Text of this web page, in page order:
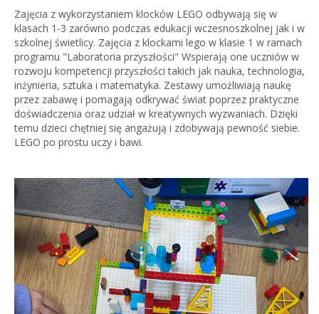
Zajęcia z wykorzystaniem klocków LEGO odbywają się w
klasach 1-3 zarówno podczas edukacji wczesnoszkolnej jak i w
szkolnej świetlicy. Zajęcia z klockami lego w klasie 1 w ramach
programu "Laboratoria przyszłości" Wspierają one uczniów w
rozwoju kompetencji przyszłości takich jak nauka, technologia,
inżynieria, sztuka i matematyka. Zestawy umożliwiają naukę
przez zabawę i pomagają odkrywać świat poprzez praktyczne
doświadczenia oraz udział w kreatywnych wyzwaniach. Dzięki
temu dzieci chętniej się angażują i zdobywają pewność siebie.
LEGO po prostu uczy i bawi.